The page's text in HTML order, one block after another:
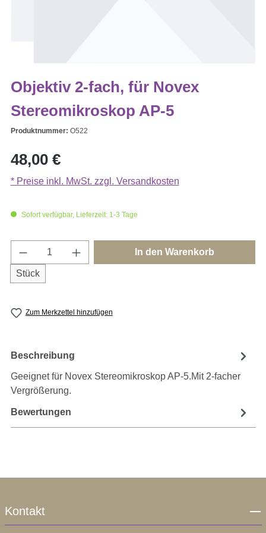
Objektiv 2-fach, für Novex
Stereomikroskop AP-5
Produktnummer: O522
Regulärer Preis:
48,00 €
* Preise inkl. MwSt. zzgl. Versandkosten
Sofort verfügbar, Lieferzeit: 1-3 Tage
Produkt Anzahl: Gib den gewünschten
Stück
In den Warenkorb
Zum Merkzettel hinzufügen
Beschreibung
Geeignet für Novex Stereomikroskop AP-5.Mit 2-facher
Vergrößerung.
Bewertungen
Kontakt